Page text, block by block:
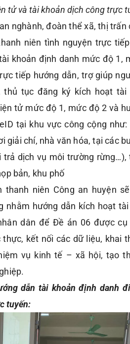
tử và tài khoản dịch công trực
nghành, đoàn thể xã, thị trấn
niên tình nguyện trực
khoản định danh mức độ 1,
tiếp hướng dẫn, trợ giúp
thủ tục đăng ký kích hoạt tài
tử mức độ 1, mức độ 2 và
tại khu vực công cộng như:
giải chí, nhà văn hóa, tại các
trả dịch vụ môi trường rừng…),
bản, khu phố
thanh niên Công an huyện
nhằm hướng dẫn kích hoạt
dân để Đề án 06 được
kết nối các dữ liệu, khai
vụ kinh tế – xã hội, tạo
dẫn tài khoản định danh
tuyến: